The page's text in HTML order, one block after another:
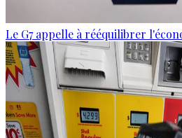
Le G7 appelle à rééquilibrer